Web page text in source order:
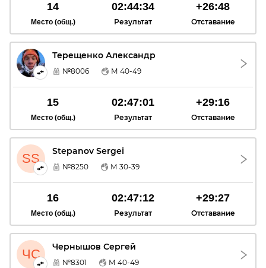
14
Место (общ.)
02:44:34
Результат
+26:48
Отставание
ТА Терещенко Александр
№8006 М 40-49
15
Место (общ.)
02:47:01
Результат
+29:16
Отставание
SS Stepanov Sergei
№8250 М 30-39
16
Место (общ.)
02:47:12
Результат
+29:27
Отставание
ЧС Чернышов Сергей
№8301 М 40-49